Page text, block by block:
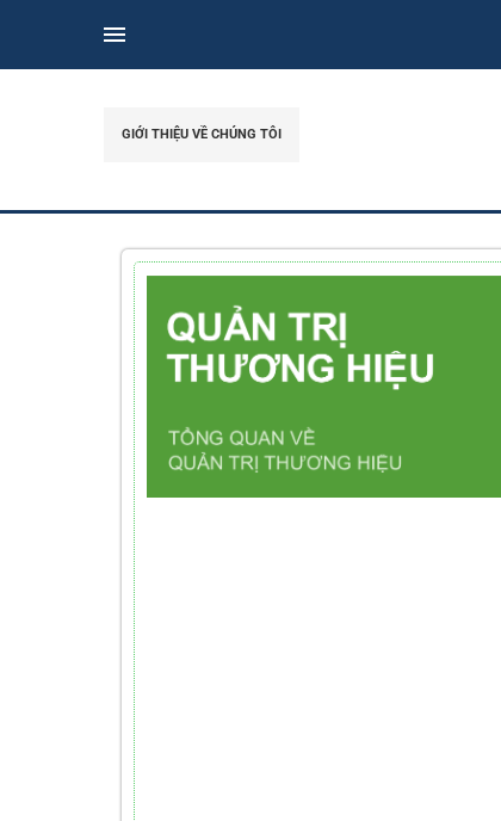
GIỚI THIỆU VỀ CHÚNG TÔI